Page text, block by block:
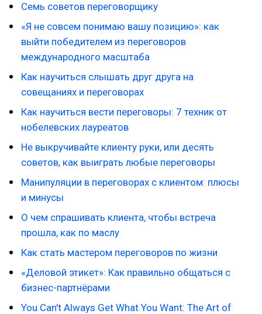
Семь советов переговорщику
«Я не совсем понимаю вашу позицию»: как
выйти победителем из переговоров
международного масштаба
Как научиться слышать друг друга на
совещаниях и переговорах
Как научиться вести переговоры: 7 техник от
нобелевских лауреатов
Не выкручивайте клиенту руки, или десять
советов, как выиграть любые переговоры
Манипуляции в переговорах с клиентом: плюсы
и минусы
О чем спрашивать клиента, чтобы встреча
прошла, как по маслу
Как стать мастером переговоров по жизни
«Деловой этикет»: Как правильно общаться с
бизнес-партнёрами
You Can't Always Get What You Want: The Art of